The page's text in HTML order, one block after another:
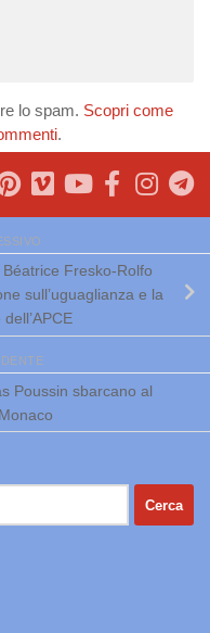
lo spam. Scopri come
.
Fresko-Rolfo
sull’uguaglianza e la
Poussin sbarcano al